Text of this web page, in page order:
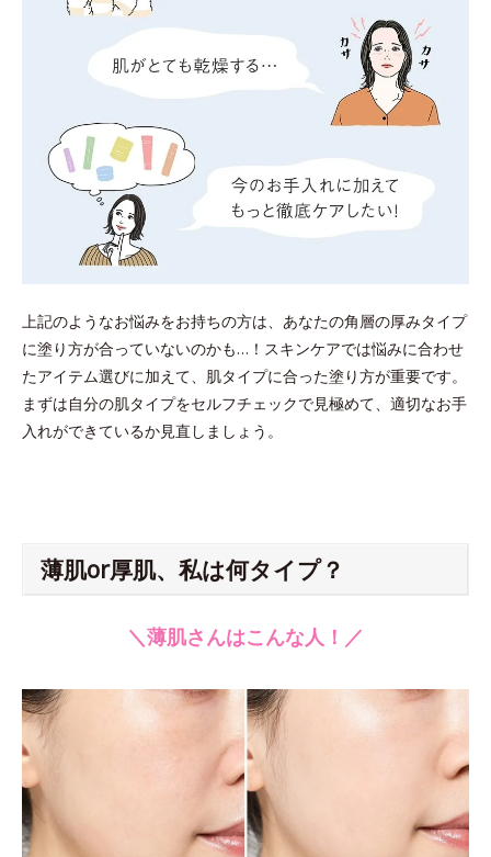
上記のようなお悩みをお持ちの方は、あなたの角層の厚みタイプ
に塗り方が合っていないのかも…！スキンケアでは悩みに合わせ
たアイテム選びに加えて、肌タイプに合った塗り方が重要です。
まずは自分の肌タイプをセルフチェックで見極めて、適切なお手
入れができているか見直しましょう。
薄肌or厚肌、私は何タイプ？
＼薄肌さんはこんな人！／